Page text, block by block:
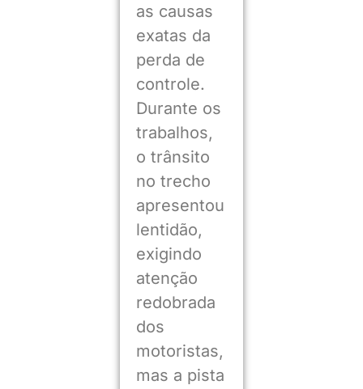
as causas
exatas da
perda de
controle.
Durante os
trabalhos,
o trânsito
no trecho
apresentou
lentidão,
exigindo
atenção
redobrada
dos
motoristas,
mas a pista